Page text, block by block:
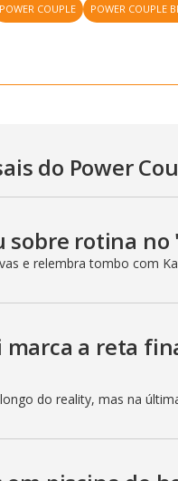
POWER COUPLE POWER COUPLE
do Power
sobre rotina no
e relembra tombo com
marca a reta
do reality, mas na